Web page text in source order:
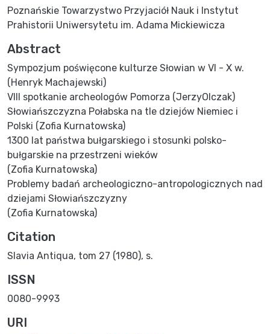
Poznańskie Towarzystwo Przyjaciół Nauk i Instytut
Prahistorii Uniwersytetu im. Adama Mickiewicza
Abstract
Sympozjum poświęcone kulturze Słowian w VI - X w.
(Henryk Machajewski)
VIII spotkanie archeologów Pomorza (JerzyOlczak)
Słowiańszczyzna Połabska na tle dziejów Niemiec i
Polski (Zofia Kurnatowska)
1300 lat państwa bułgarskiego i stosunki polsko-
bułgarskie na przestrzeni wieków
(Zofia Kurnatowska)
Problemy badań archeologiczno-antropologicznych nad
dziejami Słowiańszczyzny
(Zofia Kurnatowska)
Citation
Slavia Antiqua, tom 27 (1980), s.
ISSN
0080-9993
URI